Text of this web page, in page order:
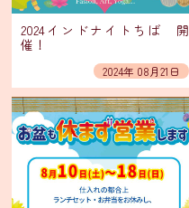
プ
ラ
ン
シ
タ
ー
2024インドナイトちば 開
催！
2024年 08月21日